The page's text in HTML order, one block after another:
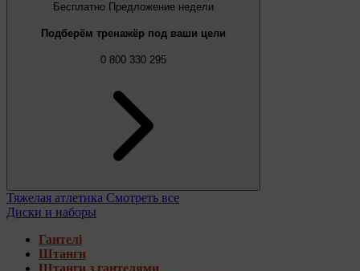
Бесплатно Предложение недели
Подберём тренажёр под ваши цели
0 800 330 295
Тяжелая атлетика Смотреть все
Диски и наборы
Гантелі
Штанги
Штанги з гантелями